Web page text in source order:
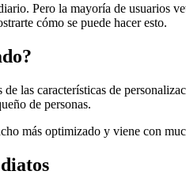
Pero la mayoría de usuarios
cómo se puede hacer esto.
las características de
de personas.
más optimizado y viene con